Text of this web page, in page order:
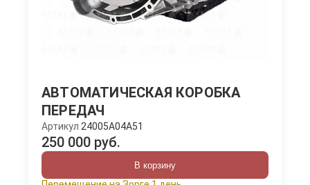
АВТОМАТИЧЕСКАЯ КОРОБКА
ПЕРЕДАЧ
Артикул 24005A04A51
250 000 руб.
В корзину